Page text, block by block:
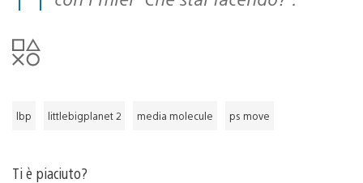
lbp littlebigplanet 2 media molecule ps move
Ti è piaciuto?